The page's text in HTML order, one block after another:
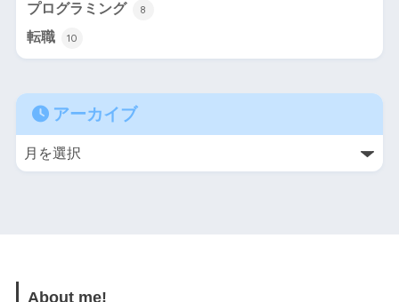
プログラミング 8
転職 10
アーカイブ
About me!